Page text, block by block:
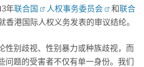
年联合国 人权事务委员会 和联合
香港国际人权义务发表的审议结纶。
性别歧视、性别暴力或种族歧视，而
问题的受害者不仅有单一身份。我们